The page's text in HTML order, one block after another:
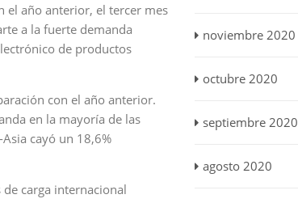
el año anterior, el tercer mes
a la fuerte demanda
de productos
con el año anterior.
en la mayoría de las
cayó un 18,6%
carga internacional
noviembre 2020
octubre 2020
septiembre 2020
agosto 2020